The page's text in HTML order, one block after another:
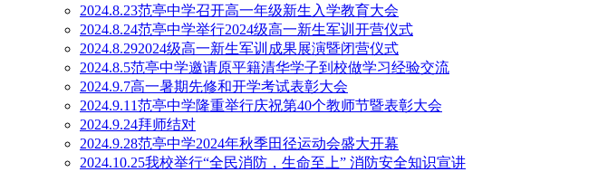
2024.8.23范亭中学召开高一年级新生入学教育大会
2024.8.24范亭中学举行2024级高一新生军训开营仪式
2024.8.292024级高一新生军训成果展演暨闭营仪式
2024.8.5范亭中学邀请原平籍清华学子到校做学习经验交流
2024.9.7高一暑期先修和开学考试表彰大会
2024.9.11范亭中学隆重举行庆祝第40个教师节暨表彰大会
2024.9.24拜师结对
2024.9.28范亭中学2024年秋季田径运动会盛大开幕
2024.10.25我校举行“全民消防，生命至上” 消防安全知识宣讲